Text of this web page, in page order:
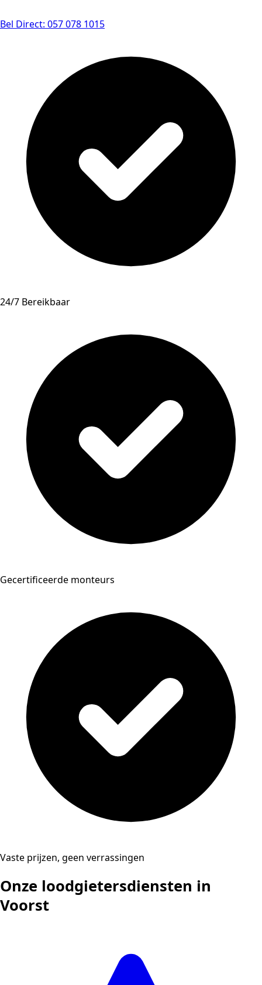
Bel Direct: 057 078 1015
24/7 Bereikbaar
Gecertificeerde monteurs
Vaste prijzen, geen verrassingen
Onze loodgietersdiensten in
Voorst